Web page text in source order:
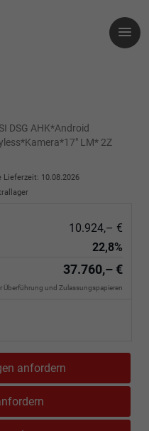
DSG AHK*Android
LM* 2Z
Lieferzeit: 10.08.2026
10.924,– €
22,8%
37.760,– €
Überführung und Zulassungspapieren
anfordern